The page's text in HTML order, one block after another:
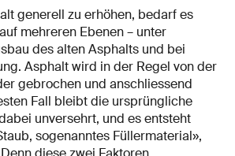
generell zu erhöhen, bedarf es
mehreren Ebenen – unter
des alten Asphalts und bei
Asphalt wird in der Regel von der
gebrochen und anschliessend
Fall bleibt die ursprüngliche
unversehrt, und es entsteht
sogenanntes Füllermaterial»,